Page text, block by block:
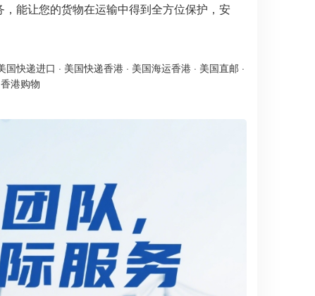
能让您的货物在运输中得到全方位保护，安
国快递进口 · 美国快递香港 · 美国海运香港 · 美国直邮 ·
香港购物